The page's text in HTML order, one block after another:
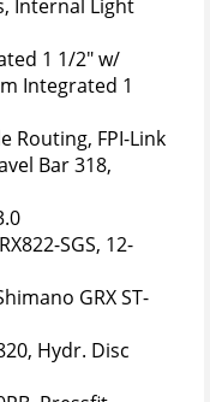
Internal Light
1 1/2" w/
Integrated 1
Routing, FPI-Link
Bar 318,
SGS, 12-
GRX ST-
Hydr. Disc